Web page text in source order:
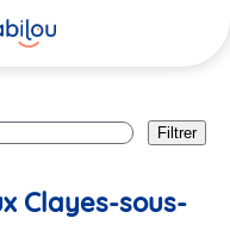
Filtrer
Clayes-sous-